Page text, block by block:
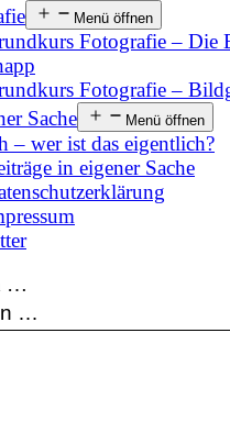
Menü öffnen
Fotografie – Die
Fotografie –
Sache
Menü öffnen
– wer ist das eigentlich?
in eigener Sache
…